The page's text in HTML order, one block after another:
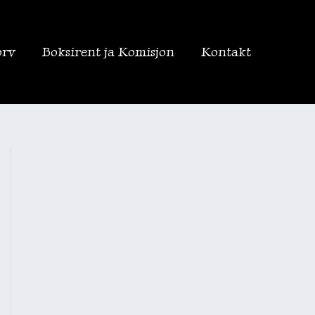
Boksirent ja Komisjon Kontakt